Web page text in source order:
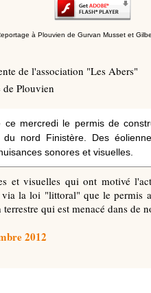
à Plouvien de Gurvan Musset et
de l'association "Les Abers"
Plouvien
ce mercredi le permis de
du nord Finistère. Des
sonores et visuelles.
et visuelles qui ont motivé
la loi "littoral" que le permis
qui est menacé dans de
2012